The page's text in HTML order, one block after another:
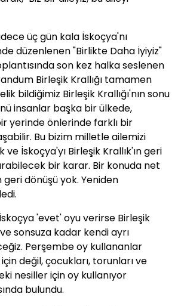
üç gün kala İskoçya'nı
düzenlenen "Birlikte Daha İyiyiz"
son kez halka seslenen
Birleşik Krallığı tamamen
bildiğimiz Birleşik Krallığı'nın sonu
insanlar başka bir ülkede,
yerinde önlerinde farklı bir
Bu bizim milletle ailemizi
İskoçya'yı Birleşik Krallık'ın geri
bir karar. Bir konuda net
geri dönüşü yok. Yeniden
'evet' oyu verirse Birleşik
sonsuza kadar kendi ayrı
Perşembe oy kullananlar
değil, çocukları, torunları ve
nesiller için oy kullanıyor
bulundu.